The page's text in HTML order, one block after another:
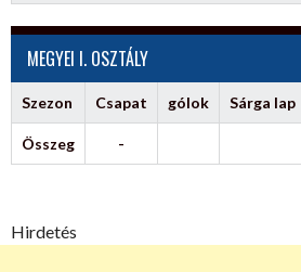
MEGYEI I. OSZTÁLY
Szezon Csapat gólok Sárga lap
Összeg -
Hirdetés